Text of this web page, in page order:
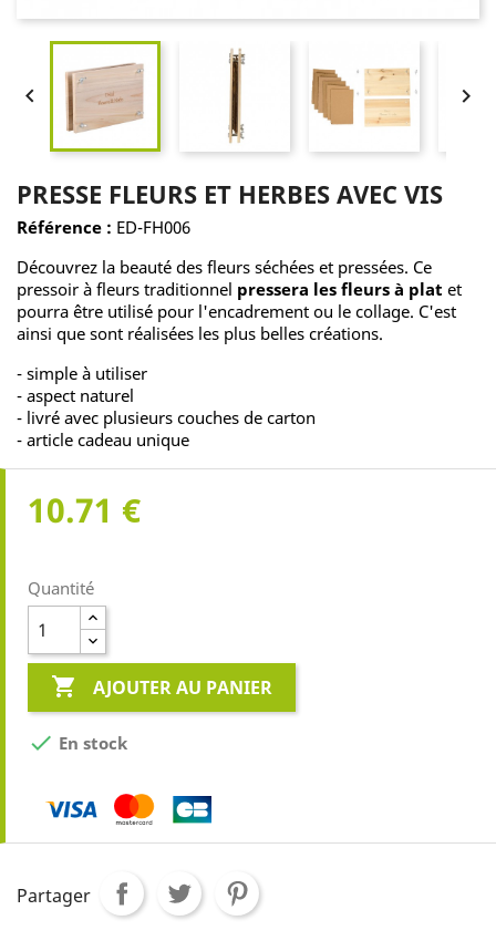
 
PRESSE FLEURS ET HERBES AVEC VIS
Référence : ED-FH006
Découvrez la beauté des fleurs séchées et pressées. Ce
pressoir à fleurs traditionnel pressera les fleurs à plat et
pourra être utilisé pour l'encadrement ou le collage. C'est
ainsi que sont réalisées les plus belles créations.
- simple à utiliser
- aspect naturel
- livré avec plusieurs couches de carton
- article cadeau unique
10.71 €
Quantité
 AJOUTER AU PANIER
 En stock
Partager